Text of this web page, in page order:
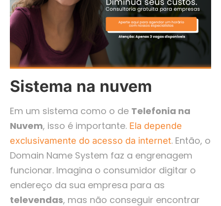
Sistema na nuvem
Em um sistema como o de Telefonia na
Nuvem, isso é importante. Ela depende
exclusivamente do acesso da internet. Então, o
Domain Name System faz a engrenagem
funcionar. Imagina o consumidor digitar o
endereço da sua empresa para as
televendas, mas não conseguir encontrar